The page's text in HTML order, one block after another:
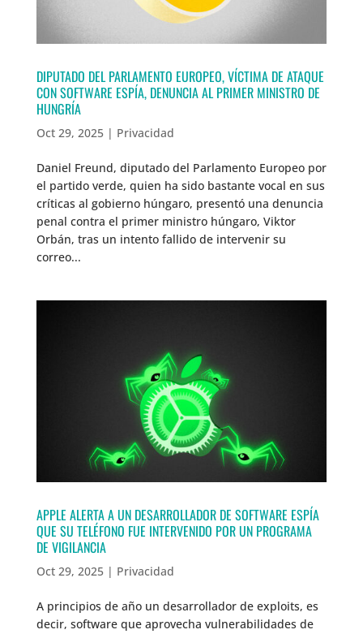
DIPUTADO DEL PARLAMENTO EUROPEO, VÍCTIMA DE ATAQUE
CON SOFTWARE ESPÍA, DENUNCIA AL PRIMER MINISTRO DE
HUNGRÍA
Oct 29, 2025| Privacidad
Daniel Freund, diputado del Parlamento Europeo por
el partido verde, quien ha sido bastante vocal en sus
críticas al gobierno húngaro, presentó una denuncia
penal contra el primer ministro húngaro, Viktor
Orbán, tras un intento fallido de intervenir su
correo...
APPLE ALERTA A UN DESARROLLADOR DE SOFTWARE ESPÍA
QUE SU TELÉFONO FUE INTERVENIDO POR UN PROGRAMA
DE VIGILANCIA
Oct 29, 2025| Privacidad
A principios de año un desarrollador de exploits, es
decir, software que aprovecha vulnerabilidades de